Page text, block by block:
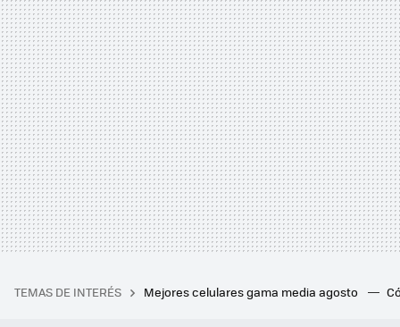
TEMAS DE INTERÉS Mejores celulares gama media agosto